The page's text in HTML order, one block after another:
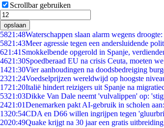
Scrollbar gebruiken
opslaan
5821:48Waterschappen slaan alarm wegens
5821:43Meer agressie tegen een andersluidende
621:41 Smokkelbende opgerold in Spanje,
4621:30Spoedberaad EU na crisis Ceuta, moeten
1421:30Vier aanhoudingen na doodsbedreiging
2321:24Voedselprijzen wereldwijd op hoogste
1721:20Italië hindert reizigers uit Spanje na
5321:03Dikke Van Dale neemt 'vulvalippen' op:
2421:01Denemarken pakt AI-gebruik in scholen
1320:54CDA en D66 willen ingrijpen tegen
2020:49Quake krijgt na 30 jaar een gratis uitbreiding